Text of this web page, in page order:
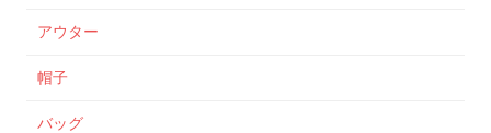
アウター
帽子
バッグ